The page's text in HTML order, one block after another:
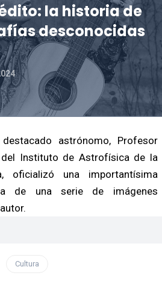
la historia de
desconocidas
astrónomo, Profesor
Instituto de Astrofísica de la
oficializó una importantísima
de una serie de imágenes
Cultura